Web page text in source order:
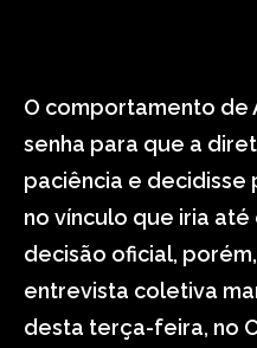
O comportamento de
senha para que a
paciência e
no vínculo que iria até
decisão oficial,
entrevista coletiva
desta terça-feira, no